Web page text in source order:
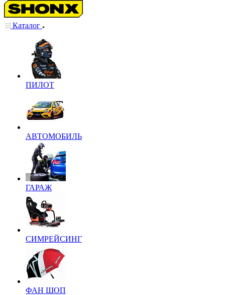
Каталог
ПИЛОТ
АВТОМОБИЛЬ
ГАРАЖ
СИМРЕЙСИНГ
ФАН ШОП